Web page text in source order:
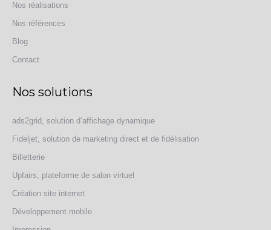
Nos réalisations
Nos références
Blog
Contact
Nos solutions
ads2grid, solution d’affichage dynamique
Fideljet, solution de marketing direct et de fidélisation
Billetterie
Upfairs, plateforme de salon virtuel
Création site internet
Développement mobile